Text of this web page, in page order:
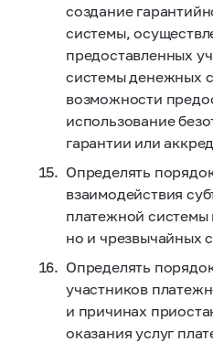
создание
системы,
предоставленных
системы денежных
возможности
использование
гарантии или
Определять
взаимодействия
платежной системы
но и чрезвычайных
Определять
участников
и причинах
оказания услуг